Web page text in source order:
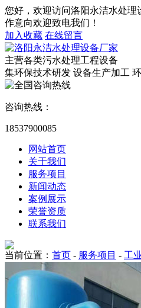
您好，欢迎访问洛阳永洁水处
作意向欢迎致电我们！
加入收藏 在线留言
主营各类污水处理工程设备
集环保技术研发 设备生产加工
咨询热线：
18537900085
网站首页
关于我们
服务项目
新闻动态
案例展示
荣誉资质
联系我们
当前位置： 首页 - 服务项目 - 工